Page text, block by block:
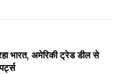
भारत, अमेरिकी ट्रेड डील से